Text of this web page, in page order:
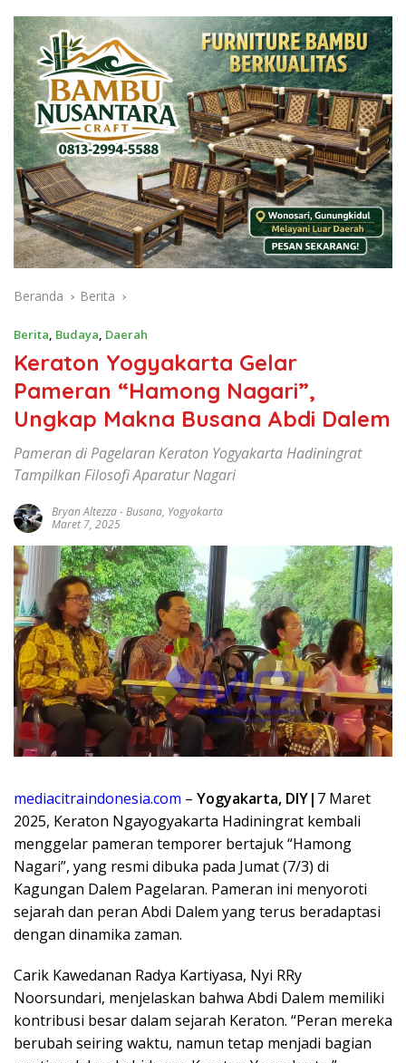
Beranda Berita
Berita, Budaya, Daerah
Keraton Yogyakarta Gelar
Pameran “Hamong Nagari”,
Ungkap Makna Busana Abdi Dalem
Pameran di Pagelaran Keraton Yogyakarta Hadiningrat
Tampilkan Filosofi Aparatur Nagari
Bryan Altezza-Busana, Yogyakarta
Maret 7, 2025
mediacitraindonesia.com – Yogyakarta, DIY| 7 Maret
2025, Keraton Ngayogyakarta Hadiningrat kembali
menggelar pameran temporer bertajuk “Hamong
Nagari”, yang resmi dibuka pada Jumat (7/3) di
Kagungan Dalem Pagelaran. Pameran ini menyoroti
sejarah dan peran Abdi Dalem yang terus beradaptasi
dengan dinamika zaman.
Carik Kawedanan Radya Kartiyasa, Nyi RRy
Noorsundari, menjelaskan bahwa Abdi Dalem memiliki
kontribusi besar dalam sejarah Keraton. “Peran mereka
berubah seiring waktu, namun tetap menjadi bagian